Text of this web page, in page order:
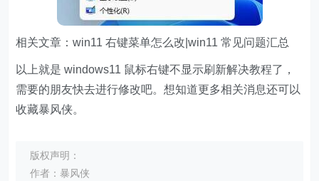
相关文章：win11 右键菜单怎么改|win11 常见问题汇总
以上就是 windows11 鼠标右键不显示刷新解决教程了，
需要的朋友快去进行修改吧。想知道更多相关消息还可以
收藏暴风侠。
版权声明：
作者：暴风侠